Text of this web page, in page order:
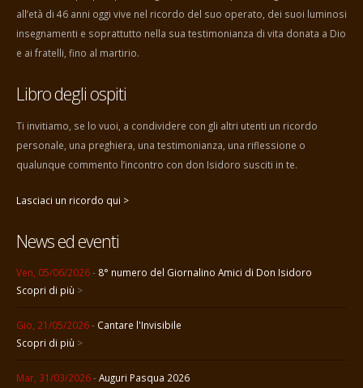
all’età di 46 anni oggi vive nel ricordo del suo operato, dei suoi luminosi
insegnamenti e soprattutto nella sua testimonianza di vita donata a Dio
e ai fratelli, fino al martirio.
Libro degli ospiti
Ti invitiamo, se lo vuoi, a condividere con gli altri utenti un ricordo
personale, una preghiera, una testimonianza, una riflessione o
qualunque commento l’incontro con don Isidoro susciti in te.
Lasciaci un ricordo qui >
News ed eventi
Ven, 05/06/2026- 8° numero del Giornalino Amici di Don Isidoro
Scopri di più >
Gio, 21/05/2026- Cantare l'Invisibile
Scopri di più >
Mar, 31/03/2026-Auguri Pasqua 2026